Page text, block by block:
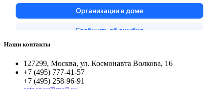
Наши контакты
127299, Москва, ул. Космонавта Волкова, 16
+7 (495) 777-41-57
+7 (495) 258-96-91